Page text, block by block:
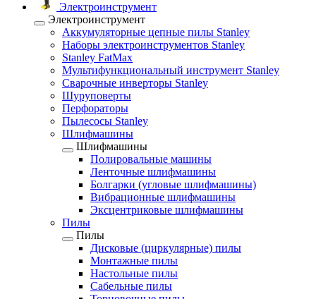
Электроинструмент
Электроинструмент
Аккумуляторные цепные пилы Stanley
Наборы электроинструментов Stanley
Stanley FatMax
Мультифункциональный инструмент Stanley
Сварочные инверторы Stanley
Шуруповерты
Перфораторы
Пылесосы Stanley
Шлифмашины
Шлифмашины
Полировальные машины
Ленточные шлифмашины
Болгарки (угловые шлифмашины)
Вибрационные шлифмашины
Эксцентриковые шлифмашины
Пилы
Пилы
Дисковые (циркулярные) пилы
Монтажные пилы
Настольные пилы
Сабельные пилы